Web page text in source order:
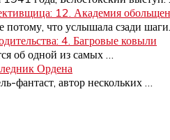
12. Академия
потому, что услышала сзади шаги.
4. Багровые ковыли
об одной из самых
Ордена
фантаст, автор нескольких